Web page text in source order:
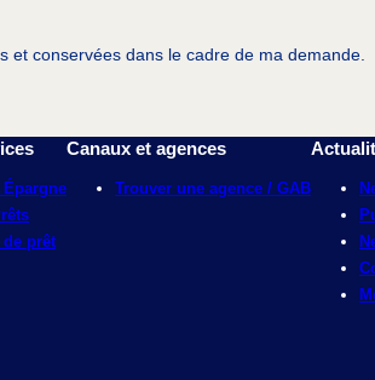
et conservées dans le cadre de ma demande.
prêt
Canaux et agences
Trouver une agence / GAB